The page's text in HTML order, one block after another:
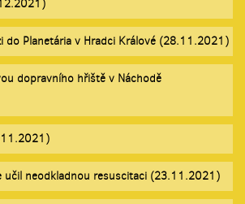
do Planetária v Hradci Králové (28.11.2021)
dopravního hřiště v Náchodě
učil neodkladnou resuscitaci (23.11.2021)